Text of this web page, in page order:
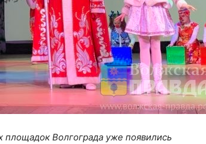
Волгограда уже появились